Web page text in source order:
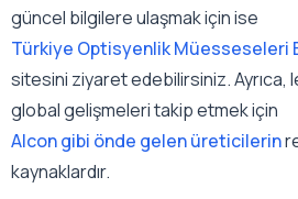
güncel bilgilere ulaşmak için ise
Türkiye Optisyenlik Müesseseleri
sitesini ziyaret edebilirsiniz. Ayrıca,
global gelişmeleri takip etmek için
Alcon gibi önde gelen üreticilerin
kaynaklardır.